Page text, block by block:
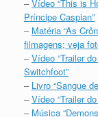
–Vídeo “This is
Príncipe Caspian”
– Matéria “As
filmagens; veja
–Vídeo “Trailer
Switchfoot”
– Livro “Sangue
–Vídeo “Trailer
– Música